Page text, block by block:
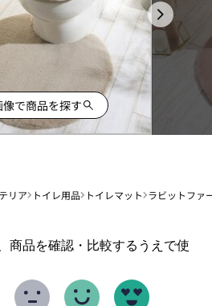
像で商品を探す
リア トイレ用品 トイレマット ラビットファ
商品を確認・比較するうえで使